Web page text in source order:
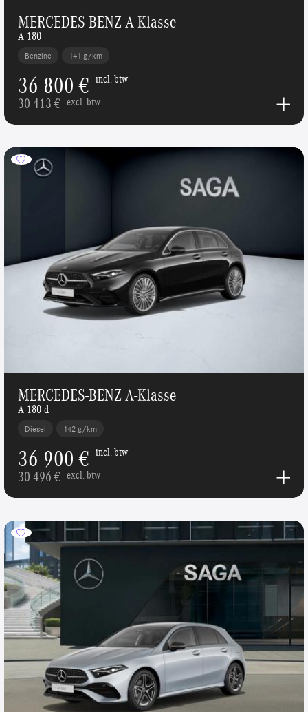
MERCEDES-BENZ A-Klasse
A 180
Benzine 141 g/km
36 800 € incl. btw
30 413 € excl. btw
MERCEDES-BENZ A-Klasse
A 180 d
Diesel 142 g/km
36 900 € incl. btw
30 496 € excl. btw